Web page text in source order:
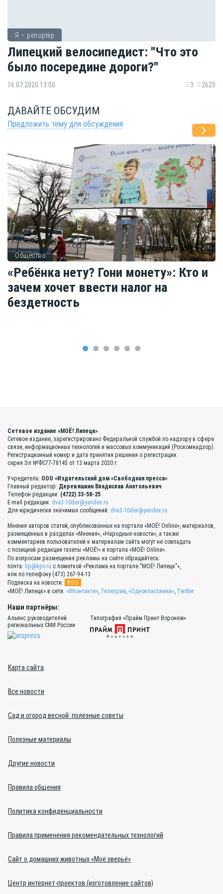
Я – репортёр
Липецкий велосипедист: "Что это
было посередине дороги?"
16.07.2020 13:00 3 2625
ДАВАЙТЕ ОБСУДИМ
Предложить тему для обсуждения
Общество
«Ребёнка нету? Гони монету»: Кто и
зачем хочет ввести налог на
бездетность
Сетевое издание «МОЁ! Липецк»
Сетевое издание, зарегистрировано Федеральной службой по надзору в сфере
связи, информационных технологий и массовых коммуникаций (Роскомнадзор).
Регистрационный номер и дата принятия решения о регистрации:
серия Эл №ФС77-78145 от 13 марта 2020 г.
Учредитель: ООО «Издательский дом «Свободная пресса»
Главный редактор: Деревяшкин Владислав Анатольевич
Телефон редакции: (4722) 33-58-25
E-mail редакции: dva3-10der@yandex.ru
Для юридически значимых сообщений: dva3-10der@yandex.ru
Мнения авторов статей, опубликованных на портале «МОЁ! Online», материалов,
размещённых в разделах «Мнения», «Народные новости», а также
комментариев пользователей к материалам сайта могут не совпадать
с позицией редакции газеты «МОЁ!» и портала «МОЁ! Online».
По вопросам размещения рекламы на сайте обращайтесь:
почта: lip@kpv.ru с пометкой «Реклама на портале "МОЁ! Липецк"»,
или по телефону (473) 267-94-13
Подписка на новости:
RSS
«МОЁ! Липецк» в сети: «ВКонтакте» Телеграм «Одноклассники» Twitter
Наши партнёры:
Альянс руководителей
региональных СМИ России
Типография «Прайм Принт Воронеж»
Карта сайта
Все новости
Сад и огород весной: полезные советы
Полезные материалы
Другие новости
Правила общения
Политика конфиденциальности
Правила применения рекомендательных технологий
Сайт о домашних животных «Моё зверьё»
Центр интернет-проектов (изготовление сайтов)